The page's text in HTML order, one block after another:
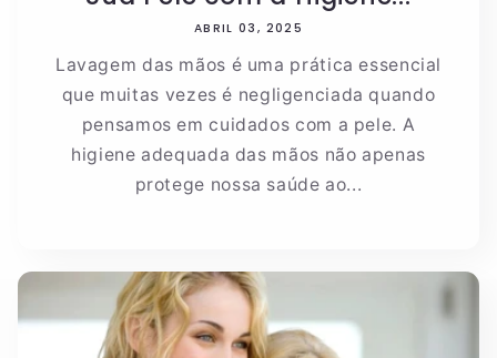
ABRIL 03, 2025
Lavagem das mãos é uma prática essencial
que muitas vezes é negligenciada quando
pensamos em cuidados com a pele. A
higiene adequada das mãos não apenas
protege nossa saúde ao...